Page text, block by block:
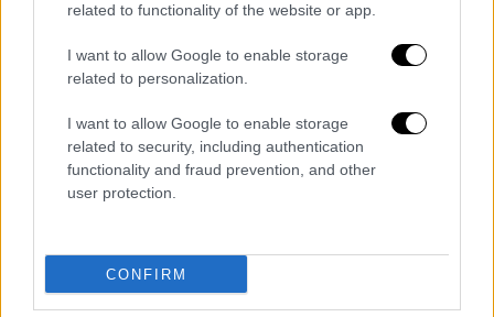
related to functionality of the website or app.
I want to allow Google to enable storage
related to personalization.
I want to allow Google to enable storage
related to security, including authentication
functionality and fraud prevention, and other
user protection.
CONFIRM
— ULTI (@ULTIMAHORAENX)
September 30, 2024
προβλήματα»
Ο Ραμόν Αλβάρεζ, ντόπιος δημοσιογράφος,
σημείωσε ότι,οι παπαγάλοι, «Δαγκώνουν και
μπορεί να μπαίνει στο εσωτερικό όταν
βρέχει και η μεταφορά διακόπτεται. Αυτοί